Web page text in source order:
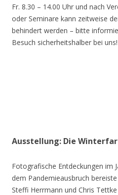
Fr. 8.30 – 14.00 Uhr und nach
oder Seminare kann zeitweise
behindert werden – bitte
Besuch sicherheitshalber bei
Ausstellung: Die
Fotografische Entdeckungen im
dem Pandemieausbruch
Steffi Herrmann und Chris